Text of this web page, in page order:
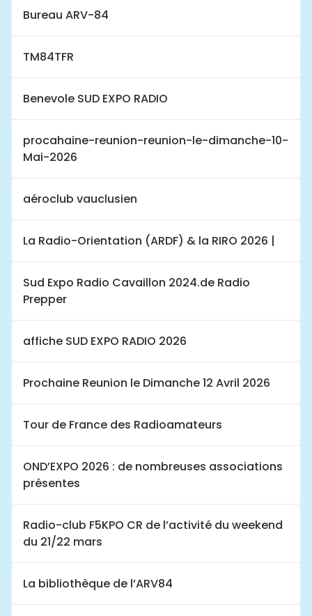
Bureau ARV-84
TM84TFR
Benevole SUD EXPO RADIO
procahaine-reunion-reunion-le-dimanche-10-
Mai-2026
aéroclub vauclusien
La Radio-Orientation (ARDF) & la RIRO 2026 |
Sud Expo Radio Cavaillon 2024.de Radio
Prepper
affiche SUD EXPO RADIO 2026
Prochaine Reunion le Dimanche 12 Avril 2026
Tour de France des Radioamateurs
OND’EXPO 2026 : de nombreuses associations
présentes
Radio-club F5KPO CR de l’activité du weekend
du 21/22 mars
La bibliothèque de l’ARV84